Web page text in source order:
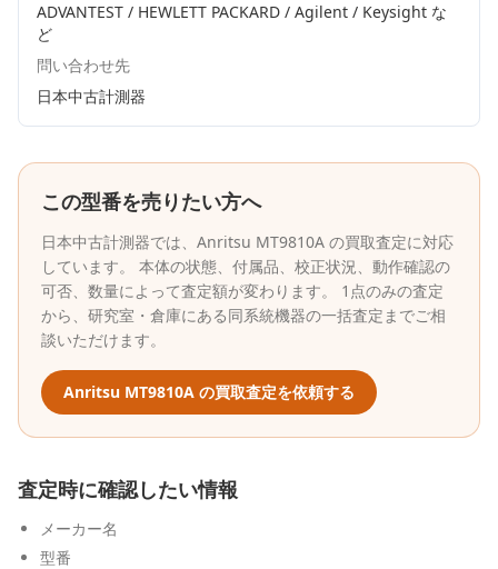
ADVANTEST / HEWLETT PACKARD / Agilent / Keysight な
ど
問い合わせ先
日本中古計測器
この型番を売りたい方へ
日本中古計測器では、 Anritsu MT9810A の買取査定に対応
しています。 本体の状態、付属品、校正状況、動作確認の
可否、数量によって査定額が変わります。 1点のみの査定
から、研究室・倉庫にある同系統機器の一括査定までご相
談いただけます。
Anritsu MT9810A の買取査定を依頼する
査定時に確認したい情報
メーカー名
型番